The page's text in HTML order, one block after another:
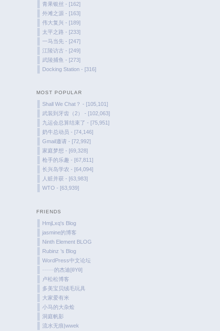
青果银丝 - [162]
外滩之源 - [163]
伟大复兴 - [189]
太平之路 - [233]
一马当先 - [247]
江陵访古 - [249]
武陵捕鱼 - [273]
Docking Station - [316]
MOST POPULAR
Shall We Chat？ - [105,101]
武装到牙齿（2） - [102,063]
九运会总算结束了 - [75,951]
奶牛总动员 - [74,146]
Gmail邀请 - [72,992]
家庭梦想 - [69,328]
枪手的乐趣 - [67,811]
长兴岛学农 - [64,094]
人赃并获 - [63,983]
WTO - [63,939]
FRIENDS
HmjLxq's Blog
jasmine的博客
Ninth Element BLOG
Rubinz ’s Blog
WordPress中文论坛
······的杰迪[θYθ]
卢松松博客
多美宝贝绒毛玩具
大家爱有米
小马的大杂烩
洞庭帆影
流水无痕|wwek